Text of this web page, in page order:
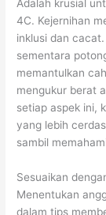
Adalah krusial
4C. Kejernihan
inklusi dan
sementara
memantulkan
mengukur berat
setiap aspek ini,
yang lebih
sambil
Sesuaikan
Menentukan
dalam tips